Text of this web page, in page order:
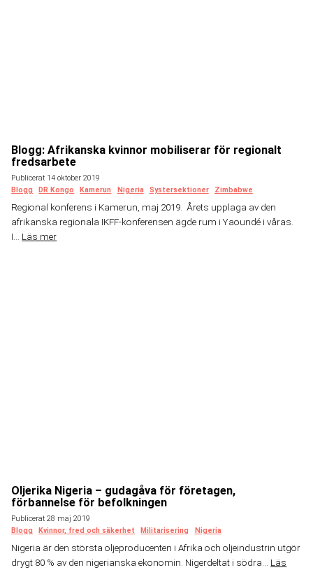
Blogg: Afrikanska kvinnor mobiliserar för regionalt
fredsarbete
Publicerat 14 oktober 2019
Blogg
DR Kongo Kamerun Nigeria Systersektioner Zimbabwe
Regional konferens i Kamerun, maj 2019. Årets upplaga av den
afrikanska regionala IKFF-konferensen ägde rum i Yaoundé i våras.
I... Läs mer
Oljerika Nigeria – gudagåva för företagen,
förbannelse för befolkningen
Publicerat 28 maj 2019
Blogg
Kvinnor, fred och säkerhet Militarisering Nigeria
Nigeria är den största oljeproducenten i Afrika och oljeindustrin utgör
drygt 80 % av den nigerianska ekonomin. Nigerdeltat i södra... Läs